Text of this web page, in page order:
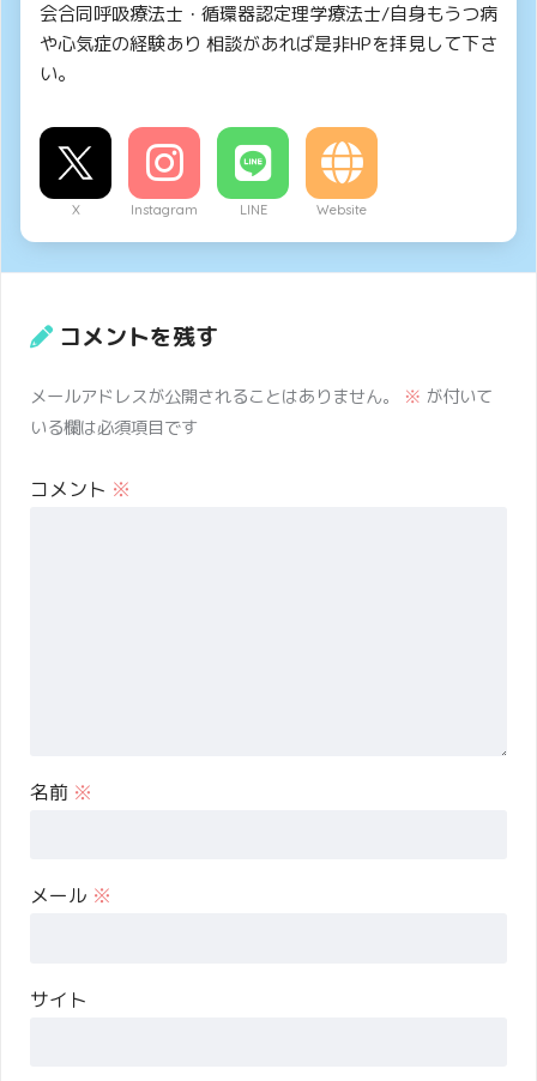
会合同呼吸療法士・循環器認定理学療法士/自身もうつ病
や心気症の経験あり 相談があれば是非HPを拝見して下さ
い。
X Instagram LINE Website
コメントを残す
メールアドレスが公開されることはありません。 ※ が付いて
いる欄は必須項目です
コメント ※
名前 ※
メール ※
サイト